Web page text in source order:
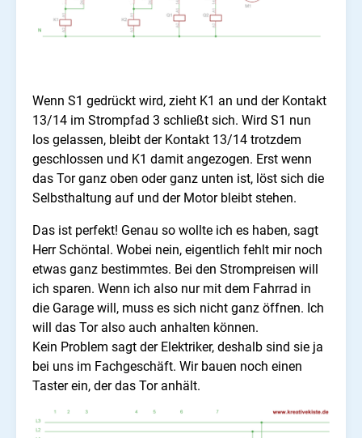
Wenn S1 gedrückt wird, zieht K1 an und der Kontakt
13/14 im Strompfad 3 schließt sich. Wird S1 nun
los gelassen, bleibt der Kontakt 13/14 trotzdem
geschlossen und K1 damit angezogen. Erst wenn
das Tor ganz oben oder ganz unten ist, löst sich die
Selbsthaltung auf und der Motor bleibt stehen.
Das ist perfekt! Genau so wollte ich es haben, sagt
Herr Schöntal. Wobei nein, eigentlich fehlt mir noch
etwas ganz bestimmtes. Bei den Strompreisen will
ich sparen. Wenn ich also nur mit dem Fahrrad in
die Garage will, muss es sich nicht ganz öffnen. Ich
will das Tor also auch anhalten können.
Kein Problem sagt der Elektriker, deshalb sind sie ja
bei uns im Fachgeschäft. Wir bauen noch einen
Taster ein, der das Tor anhält.